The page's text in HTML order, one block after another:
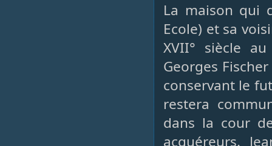
La maison qui
Ecole) et sa
XVII° siècle
Georges
conservant le
restera
dans la cour
acquéreurs.